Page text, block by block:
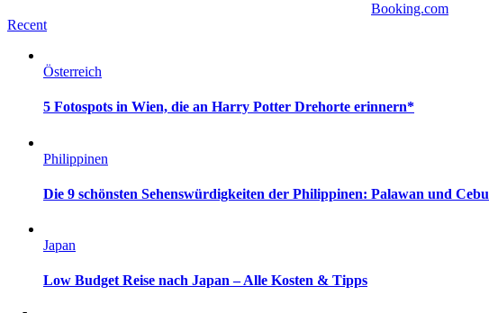
Booking.com
Recent
Österreich
5 Fotospots in Wien, die an Harry Potter Drehorte erinnern*
Philippinen
Die 9 schönsten Sehenswürdigkeiten der Philippinen: Palawan und Cebu
Japan
Low Budget Reise nach Japan – Alle Kosten & Tipps